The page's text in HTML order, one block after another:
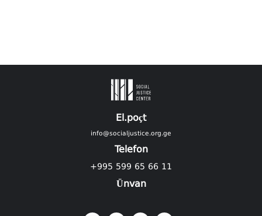
El.poçt
info@socialjustice.org.ge
Telefon
+995 599 65 66 11
Ünvan